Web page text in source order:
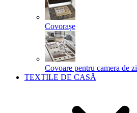
Covorașe
Covoare pentru camera de zi
TEXTILE DE CASĂ